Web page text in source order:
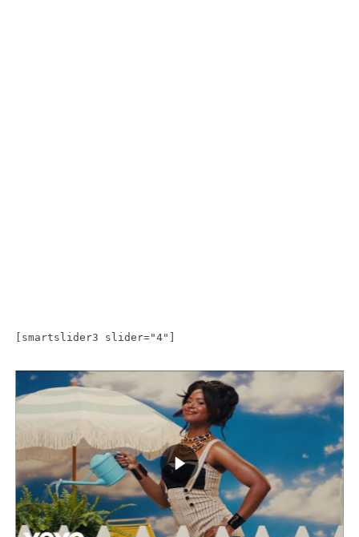
[smartslider3 slider="4"]